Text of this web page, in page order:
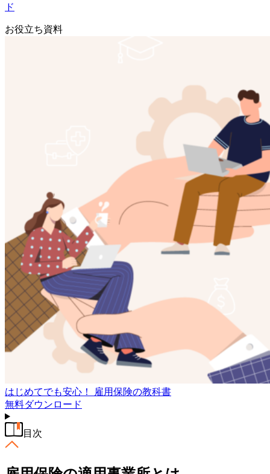
ド
お役立ち資料
はじめてでも安心！ 雇用保険の教科書
無料ダウンロード
目次